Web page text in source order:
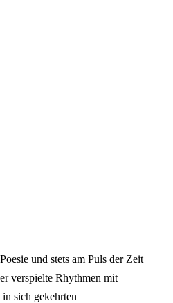
und stets am Puls der Zeit
verspielte Rhythmen mit
sich gekehrten